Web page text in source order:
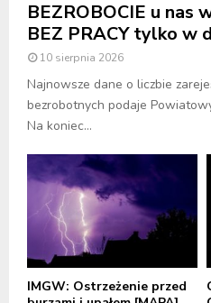
BEZROBOCIE u nas
BEZ PRACY tylko w
10 sierpnia 2026
Najnowsze dane o liczbie
bezrobotnych podaje
Na koniec...
IMGW: Ostrzeżenie przed